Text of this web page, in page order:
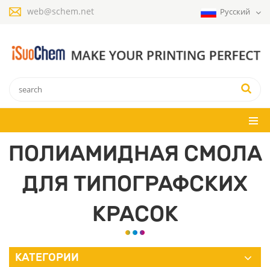
web@schem.net Русский
ПОЛИАМИДНАЯ СМОЛА
ДЛЯ ТИПОГРАФСКИХ
КРАСОК
КАТЕГОРИИ